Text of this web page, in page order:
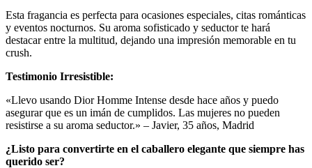
Esta fragancia es perfecta para ocasiones especiales, citas románticas
y eventos nocturnos. Su aroma sofisticado y seductor te hará
destacar entre la multitud, dejando una impresión memorable en tu
crush.
Testimonio Irresistible:
«Llevo usando Dior Homme Intense desde hace años y puedo
asegurar que es un imán de cumplidos. Las mujeres no pueden
resistirse a su aroma seductor.» – Javier, 35 años, Madrid
¿Listo para convertirte en el caballero elegante que siempre has
querido ser?